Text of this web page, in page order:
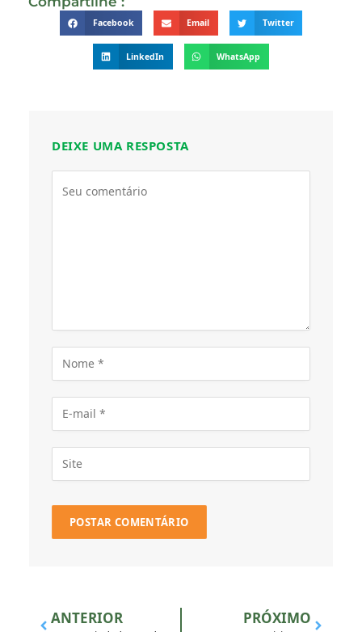
Facebook Email Twitter
LinkedIn WhatsApp
DEIXE UMA RESPOSTA
ANTERIOR PRÓXIMO